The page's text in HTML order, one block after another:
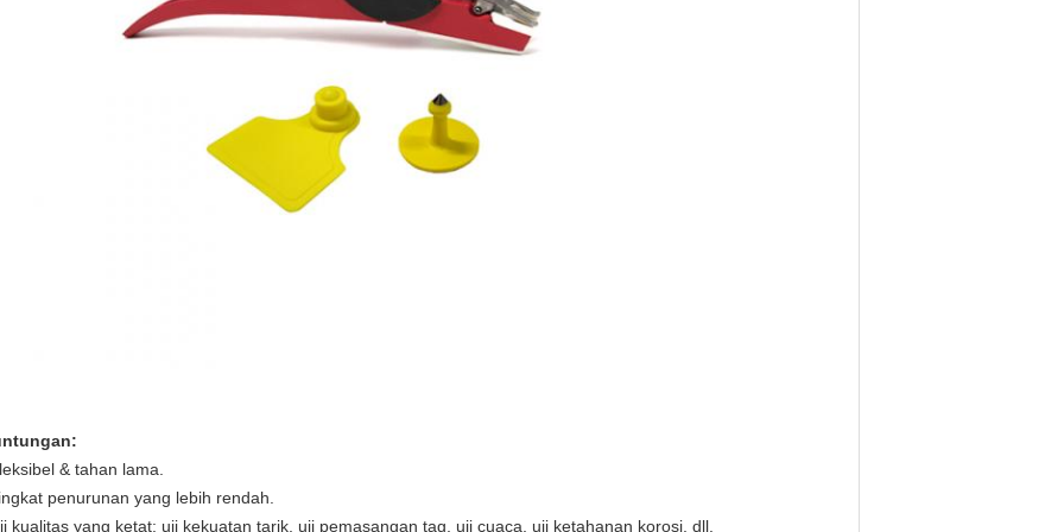
& tahan lama.
penurunan yang lebih rendah.
kualitas yang ketat: uji kekuatan tarik, uji pemasangan tag, uji cuaca, uji ketahanan korosi, dll.